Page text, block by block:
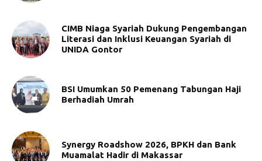
CIMB Niaga Syariah Dukung Pengembangan
Literasi dan Inklusi Keuangan Syariah di
UNIDA Gontor
BSI Umumkan 50 Pemenang Tabungan Haji
Berhadiah Umrah
Synergy Roadshow 2026, BPKH dan Bank
Muamalat Hadir di Makassar